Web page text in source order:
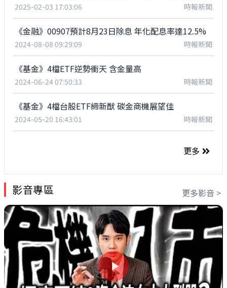
2025-02-03 17:03:06 時報新聞
《金融》00907預計8月23日除息 年化配息率達12.5%
2024-08-08 09:29:09 時報新聞
《基金》4檔ETF逆勢衝天 含金量高
2024-06-24 07:50:33 時報新聞
《基金》4檔台股ETF締新猷 碳金商機展望佳
2024-05-20 16:43:01 時報新聞
更多
影音專區 更多影音 >